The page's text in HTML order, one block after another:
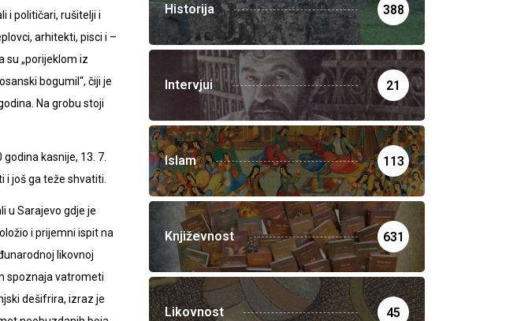
i političari, rušitelji i
arhitekti, pisci i –
su „porijeklom iz
bogumil“, čiji je
Na grobu stoji
kasnije, 13. 7.
i još ga teže shvatiti.
u Sarajevo gdje je
i prijemni ispit na
likovnoj
spoznaja vatrometi
dešifrira, izraz je
Historija 388
Intervjui 21
Islam 113
Književnost 631
Likovnost 45